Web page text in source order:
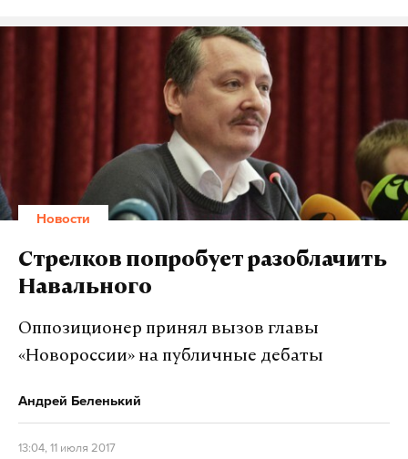
Новости
Стрелков попробует разоблачить
Навального
Оппозиционер принял вызов главы
«Новороссии» на публичные дебаты
Андрей Беленький
13:04, 11 июля 2017